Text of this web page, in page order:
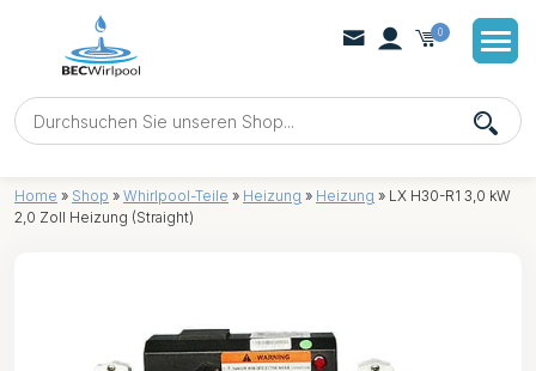
0
Home » Shop » Whirlpool-Teile » Heizung » Heizung » LX H30-R1 3,0 kW
2,0 Zoll Heizung (Straight)